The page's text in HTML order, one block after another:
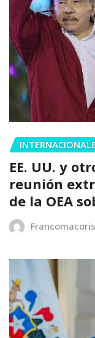
EE. UU. y
reunión
de la OEA